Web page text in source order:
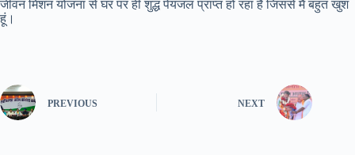
जीवन मिशन योजना से घर पर ही शुद्ध पेयजल प्राप्त हो रहा है जिससे मैं बहुत खुश
हूं।
PREVIOUS NEXT